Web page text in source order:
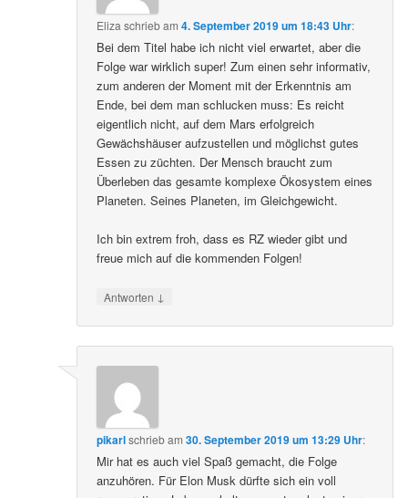
Eliza schriebam4. September 2019 um 18:43 Uhr:
Bei dem Titel habe ich nicht viel erwartet, aber die
Folge war wirklich super! Zum einen sehr informativ,
zum anderen der Moment mit der Erkenntnis am
Ende, bei dem man schlucken muss: Es reicht
eigentlich nicht, auf dem Mars erfolgreich
Gewächshäuser aufzustellen und möglichst gutes
Essen zu züchten. Der Mensch braucht zum
Überleben das gesamte komplexe Ökosystem eines
Planeten. Seines Planeten, im Gleichgewicht.
Ich bin extrem froh, dass es RZ wieder gibt und
freue mich auf die kommenden Folgen!
Antworten ↓
pikarlschriebam30. September 2019 um 13:29 Uhr:
Mir hat es auch viel Spaß gemacht, die Folge
anzuhören. Für Elon Musk dürfte sich ein voll